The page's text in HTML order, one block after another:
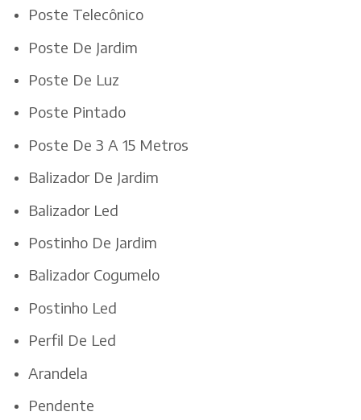
Poste Telecônico
Poste De Jardim
Poste De Luz
Poste Pintado
Poste De 3 A 15 Metros
Balizador De Jardim
Balizador Led
Postinho De Jardim
Balizador Cogumelo
Postinho Led
Perfil De Led
Arandela
Pendente